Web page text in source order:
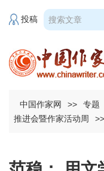
投稿
中国作家网 >> 专题
推进会暨作家活动周
>>